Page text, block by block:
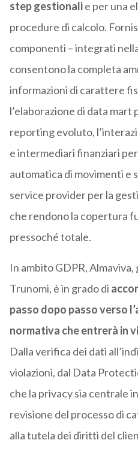
step gestionalie per una
procedure di calcolo.
componenti – integrati
consentono la completa
informazioni di carattere
l’elaborazione di data mart
reporting evoluto,
e intermediari finanziari
automatica di movimenti e
service provider per la
che rendono la copertura
pressoché totale.
In ambito GDPR,
Trunomi, è in grado di
passo dopo passo verso
normativa che entrerà in
Dalla verifica dei dati
violazioni, dal Data
che la privacy sia centrale
revisione del processo di
alla tutela dei diritti del